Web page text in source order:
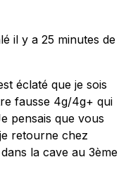
il y a 25 minutes de
éclaté que je sois
fausse 4g/4g+ qui
pensais que vous
retourne chez
la cave au 3ème